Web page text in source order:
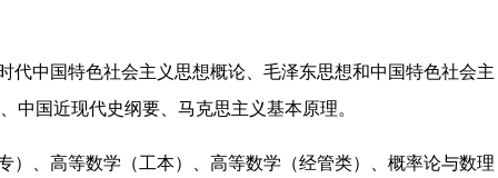
代中国特色社会主义思想概论、毛泽东思想和中国特色社会主
中国近现代史纲要、马克思主义基本原理。
）、高等数学（工本）、高等数学（经管类）、概率论与数理